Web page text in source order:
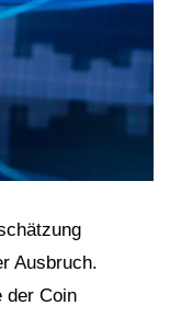
Ausbruch.
der Coin